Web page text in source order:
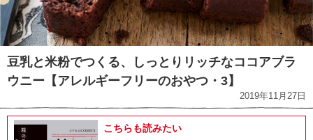
豆乳と米粉でつくる、しっとりリッチなココアブラ
ウニー【アレルギーフリーのおやつ・3】
2019年11月27日
こちらも読みたい